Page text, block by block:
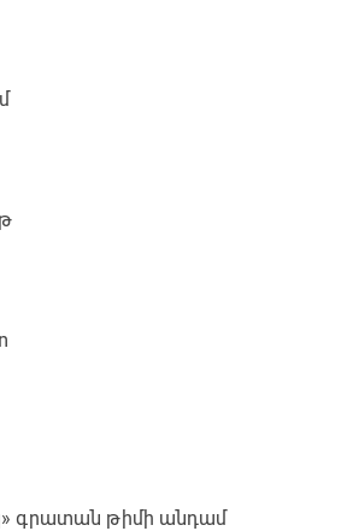
գրատան թիմի անդամ